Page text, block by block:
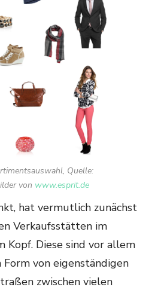
Quelle:
von www.esprit.de
hat vermutlich zunächst
Verkaufsstätten im
Kopf. Diese sind vor allem
von eigenständigen
zwischen vielen